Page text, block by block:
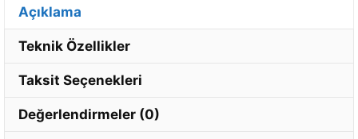
adresinizi
girin.
Açıklama
Teknik Özellikler
Taksit Seçenekleri
Değerlendirmeler (0)